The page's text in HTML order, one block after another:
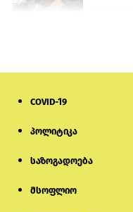
დაიწყო
COVID-19
პოლიტიკა
საზოგადოება
მსოფლიო